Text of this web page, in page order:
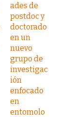
ades de
postdoc y
doctorado
en un
nuevo
grupo de
investigac
ión
enfocado
en
entomolo